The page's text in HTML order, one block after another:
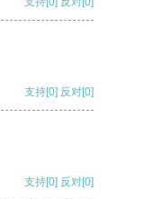
支持[0] 反对[0]
支持[0] 反对[0]